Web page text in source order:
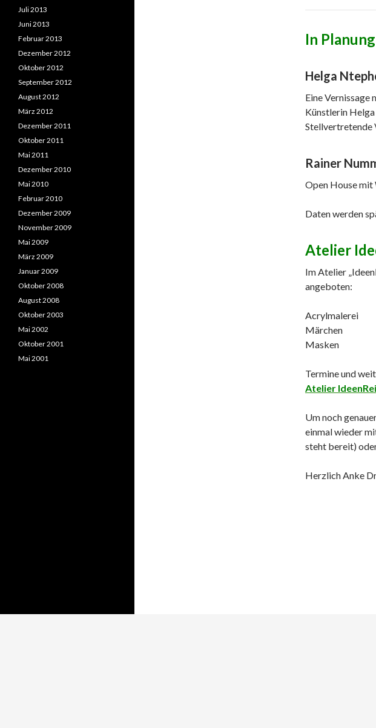
In Planung
Helga
Eine
Künstlerin
Stellvertretende
Rainer
Open House mit
Daten werden
Atelier
Im Atelier
angeboten:
Acrylmalerei
Märchen
Masken
Termine und
Atelier
Um noch
einmal wieder
steht bereit)
Herzlich Anke
Juli 2013
Juni 2013
Februar 2013
Dezember 2012
Oktober 2012
September 2012
August 2012
März 2012
Dezember 2011
Oktober 2011
Mai 2011
Dezember 2010
Mai 2010
Februar 2010
Dezember 2009
November 2009
Mai 2009
März 2009
Januar 2009
Oktober 2008
August 2008
Oktober 2003
Mai 2002
Oktober 2001
Mai 2001